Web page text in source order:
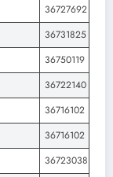
36727692
36731825
36750119
36722140
36716102
36716102
36723038